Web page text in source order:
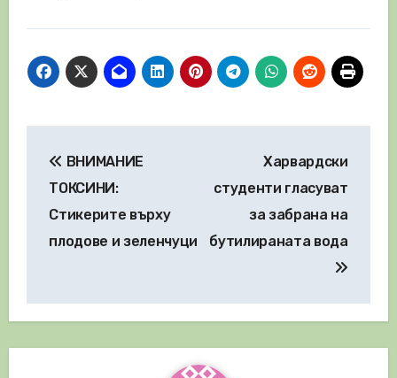
ВНИМАНИЕ
ТОКСИНИ:
Стикерите върху
плодове и зеленчуци
Харвардски
студенти гласуват
за забрана на
бутилираната вода